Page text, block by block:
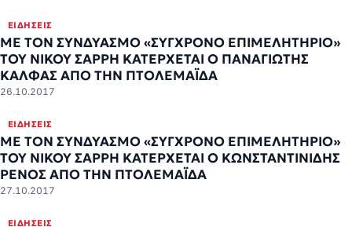
ΕΙΔΉΣΕΙΣ
ΜΕ ΤΟΝ ΣΥΝΔΥΑΣΜΟ «ΣΥΓΧΡΟΝΟ ΕΠΙΜΕΛΗΤΗΡΙΟ»
ΤΟΥ ΝΙΚΟΥ ΣΑΡΡΗ ΚΑΤΕΡΧΕΤΑΙ Ο ΠΑΝΑΓΙΩΤΗΣ
ΚΑΛΦΑΣ ΑΠΟ ΤΗΝ ΠΤΟΛΕΜΑΪΔΑ
26.10.2017
ΕΙΔΉΣΕΙΣ
ΜΕ ΤΟΝ ΣΥΝΔΥΑΣΜΟ «ΣΥΓΧΡΟΝΟ ΕΠΙΜΕΛΗΤΗΡΙΟ»
ΤΟΥ ΝΙΚΟΥ ΣΑΡΡΗ ΚΑΤΕΡΧΕΤΑΙ Ο ΚΩΝΣΤΑΝΤΙΝΙΔΗΣ
ΡΕΝΟΣ ΑΠΟ ΤΗΝ ΠΤΟΛΕΜΑΪΔΑ
27.10.2017
ΕΙΔΉΣΕΙΣ